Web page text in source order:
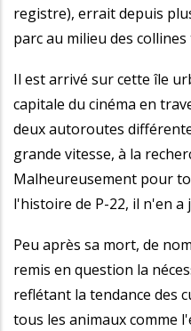
registre), errait depuis
parc au milieu des
Il est arrivé sur cette île
capitale du cinéma en
deux autoroutes
grande vitesse, à la
Malheureusement pour
l'histoire de P-22, il n'en a
Peu après sa mort, de
remis en question la
reflétant la tendance des
tous les animaux comme